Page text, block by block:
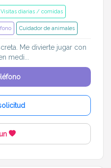
Visitas diarias / comidas
Cuidador de animales
Me divierte jugar con
medi...